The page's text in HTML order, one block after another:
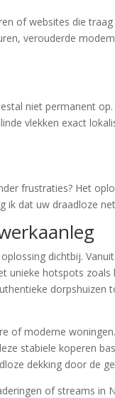
of websites die
verouderde
niet permanent
vlekken exact
frustraties? Het
dat uw draadloze
dichtbij.
unieke hotspots
of moderne
stabiele koperen
dekking door de
of streams